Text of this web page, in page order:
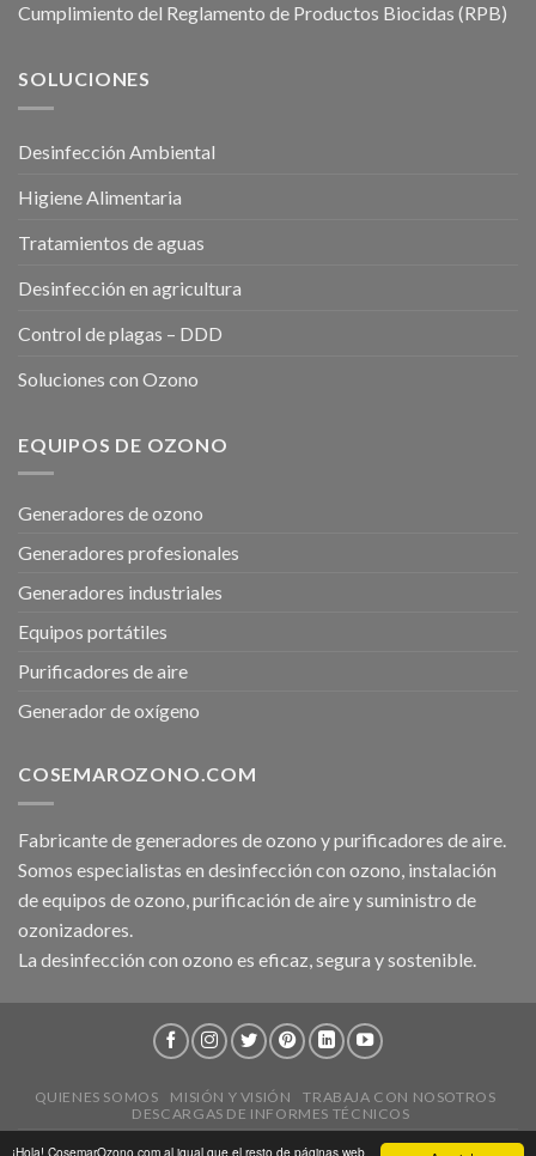
¡Hola! CosemarOzono.com al igual que el resto de páginas web
Cumplimiento del Reglamento de Productos Biocidas (RPB)
SOLUCIONES
Desinfección Ambiental
Higiene Alimentaria
Tratamientos de aguas
Desinfección en agricultura
Control de plagas – DDD
Soluciones con Ozono
EQUIPOS DE OZONO
Generadores de ozono
Generadores profesionales
Generadores industriales
Equipos portátiles
Purificadores de aire
Generador de oxígeno
COSEMAROZONO.COM
Fabricante de generadores de ozono y purificadores de aire.
Somos especialistas en desinfección con ozono, instalación
de equipos de ozono, purificación de aire y suministro de
ozonizadores.
La desinfección con ozono es eficaz, segura y sostenible.
QUIENES SOMOS MISIÓN Y VISIÓN
TRABAJA CON NOSOTROS
DESCARGAS DE INFORMES TÉCNICOS
2026 ©CosemarOzono.com|Aviso Legal|Política de Privacidad